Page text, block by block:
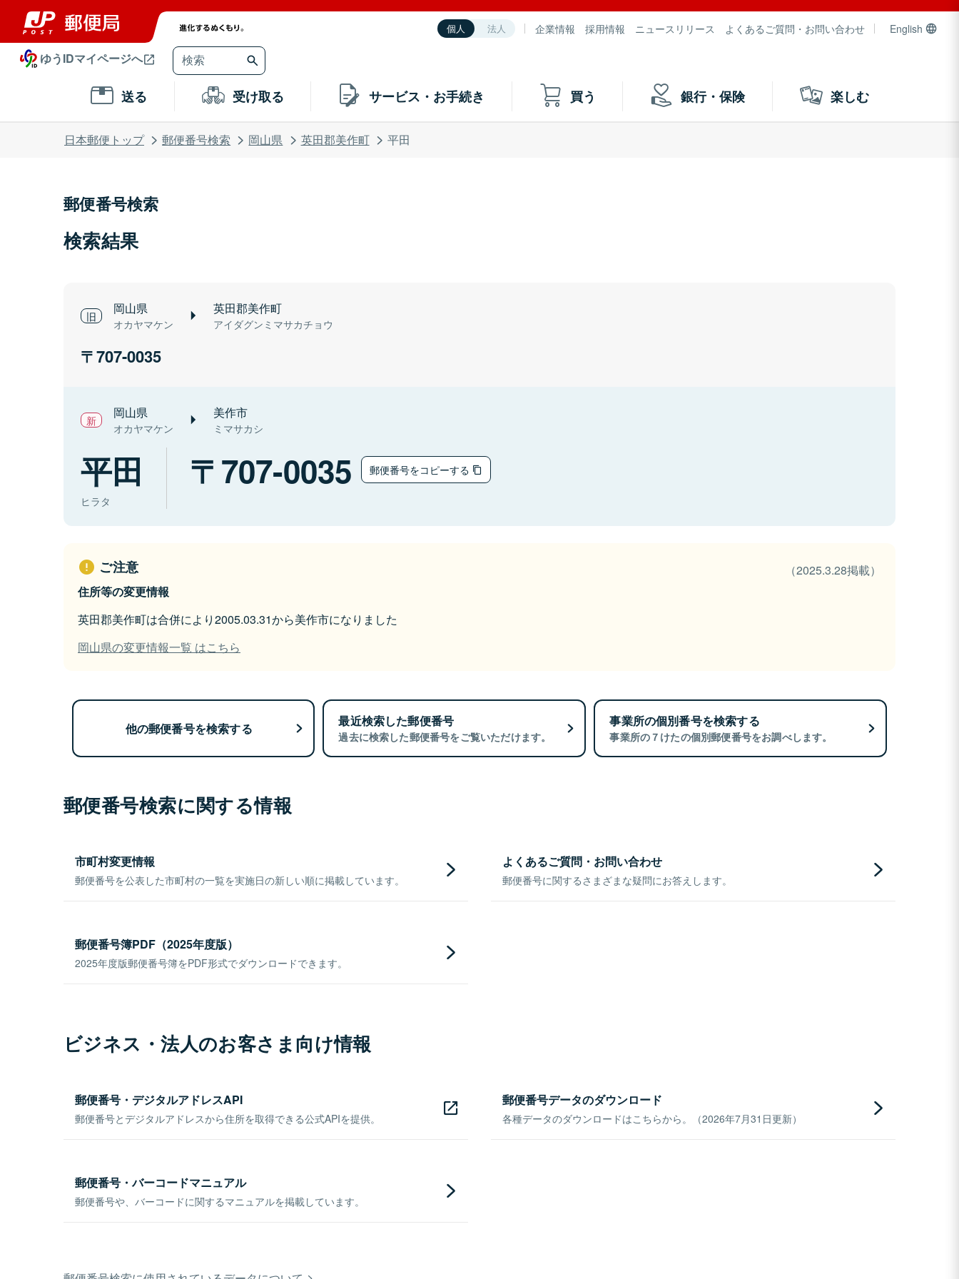
個人 法人 企業情報 採用情報 ニュースリリース よくあるご質問・お問い合わせ English
ゆうIDマイページへ
送る 受け取る サービス・お手続き 買う 銀行・保険 楽しむ
日本郵便トップ 郵便番号検索 岡山県 英田郡美作町 平田
郵便番号検索
検索結果
岡山県
オカヤマケン
英田郡美作町
アイダグンミマサカチョウ
707-0035
岡山県
オカヤマケン
美作市
ミマサカシ
平田
ヒラタ
707-0035 郵便番号をコピーする
ご注意
（2025.3.28掲載）
住所等の変更情報
英田郡美作町は合併により2005.03.31から美作市になりました
岡山県の変更情報一覧 はこちら
他の郵便番号を検索する 最近検索した郵便番号
過去に検索した郵便番号をご覧いただけます。
事業所の個別番号を検索する
事業所の７けたの個別郵便番号をお調べします。
郵便番号検索に関する情報
市町村変更情報
郵便番号を公表した市町村の一覧を実施日の新しい順に掲載しています。
よくあるご質問・お問い合わせ
郵便番号に関するさまざまな疑問にお答えします。
郵便番号簿PDF（2025年度版）
2025年度版郵便番号簿をPDF形式でダウンロードできます。
ビジネス・法人のお客さま向け情報
郵便番号・デジタルアドレスAPI
郵便番号とデジタルアドレスから住所を取得できる公式APIを提供。
郵便番号データのダウンロード
各種データのダウンロードはこちらから。（2026年7月31日更新）
郵便番号・バーコードマニュアル
郵便番号や、バーコードに関するマニュアルを掲載しています。